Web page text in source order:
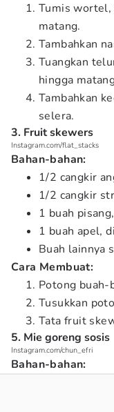
Tumis wortel,
matang.
Tambahkan
Tuangkan
hingga
Tambahkan
selera.
3. Fruit skewers
Instagram.com/flat_stacks
Bahan-bahan:
1/2 cangkir
1/2 cangkir
1 buah
1 buah apel,
Buah lainnya
Cara Membuat:
Potong buah-
Tusukkan
Tata fruit
5. Mie goreng sosis
Instagram.com/chun_efri
Bahan-bahan: